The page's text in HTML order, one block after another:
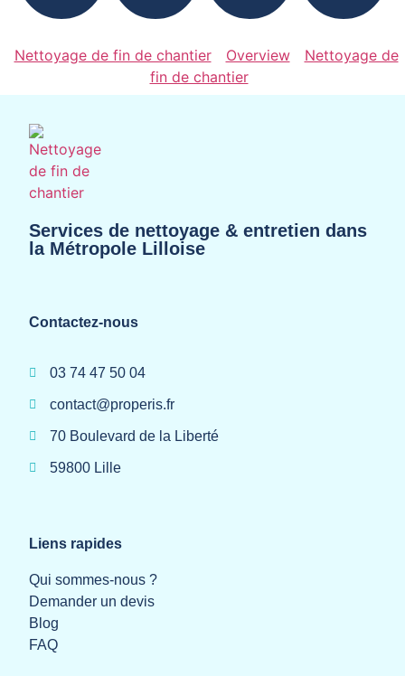
Nettoyage de fin de chantier Overview
Nettoyage de
fin de chantier
Services de nettoyage & entretien dans
la Métropole Lilloise
Contactez-nous
03 74 47 50 04
contact@properis.fr
70 Boulevard de la Liberté
59800 Lille
Liens rapides
Qui sommes-nous ?
Demander un devis
Blog
FAQ